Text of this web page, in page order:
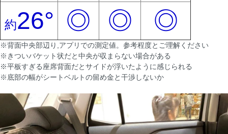
約26° ◎ ◎ ◎
※背面中央部辺り,アプリでの測定値。参考程度とご理解ください
※きついバケット状だと中央が収まらない場合がある
※平板すぎる座席背面だとサイドが浮いたように感じられる
※底部の幅がシートベルトの留め金と干渉しないか